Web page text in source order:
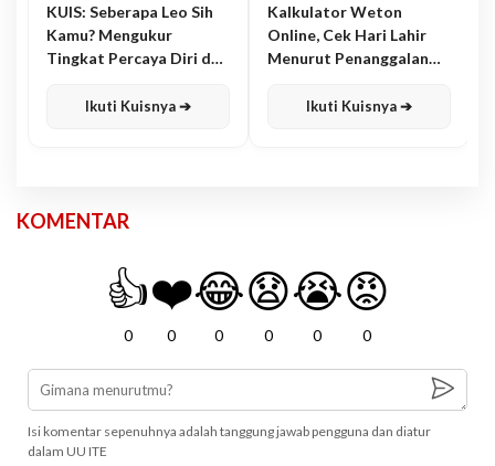
KUIS: Seberapa Leo Sih
Kamu? Mengukur
Tingkat Percaya Diri dan
Ikuti Kuisnya ➔
Kalkulator Weton
Online, Cek Hari Lahir
Menurut Penanggalan
Ikuti Kuisnya ➔
KOMENTAR
👍
0
❤️
0
😂
0
😧
0
😭
0
😡
0
Isi komentar sepenuhnya adalah tanggung jawab pengguna dan diatur
dalam UU ITE